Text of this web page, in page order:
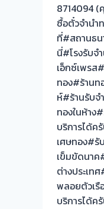
|
8714094
ซื้อตั๋วจำนำ
ที่#สถานธน
นี่#โรงรับจ
เอ็กซ์เพรส
ทอง#ร้านท
ห์#ร้านรับจ
ทองในห้าง
บริการได้
เศษทอง#
เข็มขัดนา
ต่างประเท
พลอยตัวเรื
บริการได้ค